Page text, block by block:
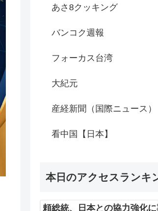
あさ8クッキング
バンコク週報
フォーカス台湾
大紀元
産経新聞（国際ニュース）
看中国【日本】
本日のアクセスランキ
頼総統、日本との協力強化